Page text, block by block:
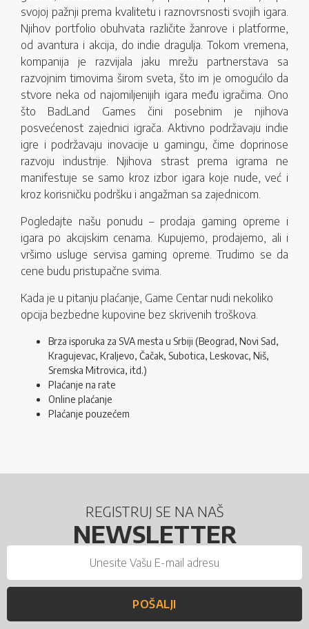
svojoj pažnji prema kvalitetu i raznovrsnosti svojih igara.
Njihov portfolio obuhvata različite žanrove i platforme,
od avantura i akcija, do indie dragulja. Tokom vremena,
kompanija je razvijala jaku mrežu partnerstava sa
razvojnim timovima širom sveta, što im je omogućilo da
stvore neka od najomiljenijih igara među igračima. Ono
što BadLand Games čini posebnim je njihova
posvećenost zajednici igrača. Aktivno podržavaju indie
igre i podržavaju inovacije u gamingu, čime doprinose
razvoju industrije. Njihova strast prema igrama ne
manifestuje se samo kroz izbor igara koje nude, već i
kroz korisničku podršku i angažman sa zajednicom.
Pogledajte našu ponudu – prodaja gaming opreme i
igara po akcijskim cenama. Kupujemo, prodajemo, ali i
vršimo usluge servisa gaming opreme. Trudimo se da
cene budu pristupačne svima.
Kada je u pitanju plaćanje, Game Centar nudi nekoliko
opcija bezbedne kupovine bez skrivenih troškova.
Brza isporuka za SVA mesta u Srbiji (Beograd, Novi Sad,
Kragujevac, Kraljevo, Čačak, Subotica, Leskovac, Niš,
Sremska Mitrovica, itd.)
Plaćanje na rate
Online plaćanje
Plaćanje pouzećem
REGISTRUJ SE NA NAŠ
NEWSLETTER
POŠALJI